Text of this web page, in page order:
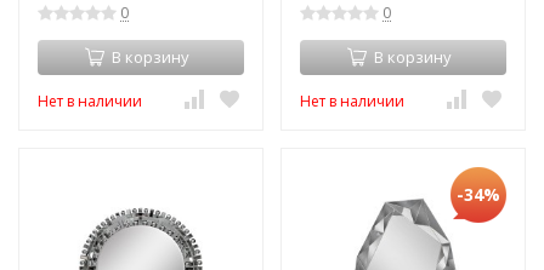
0
В корзину
Нет в наличии
0
В корзину
Нет в наличии
-34%